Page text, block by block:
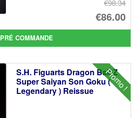
€98.34
Le
€86.00
Le
PRÉ COMMANDE
Promo !
S.H. Figuarts Dragon Ball Z
Super Saiyan Son Goku (
Legendary ) Reissue